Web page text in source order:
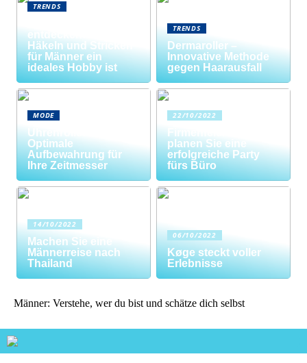
TRENDS
entdecken: Warum
Häkeln und Stricken
für Männer ein
ideales Hobby ist
TRENDS
Dermaroller –
Innovative Methode
gegen Haarausfall
MODE
Uhrenrolle: Die
Optimale
Aufbewahrung für
Ihre Zeitmesser
22/10/2022
Firmenfeier? So
planen Sie eine
erfolgreiche Party
fürs Büro
14/10/2022
Machen Sie eine
Männerreise nach
Thailand
06/10/2022
Køge steckt voller
Erlebnisse
Männer: Verstehe, wer du bist und schätze dich selbst